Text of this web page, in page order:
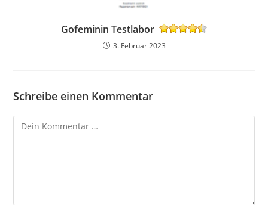
Gofeminin Testlabor
3. Februar 2023
Schreibe einen Kommentar
Kommentar